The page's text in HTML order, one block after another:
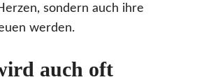
sondern auch ihre
werden.
auch oft